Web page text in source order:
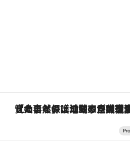
「大事なのは地域の意識を変えること」。ロレックス賞受賞の自然保護活動家が実現させたナイジェリアの自然環境の復活